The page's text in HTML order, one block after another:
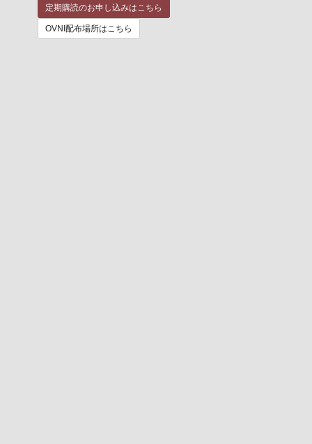
定期購読のお申し込みはこちら
OVNI配布場所はこちら